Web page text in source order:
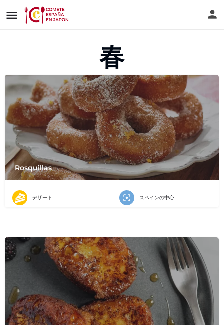
春
Rosquillas
デザート スペインの中心